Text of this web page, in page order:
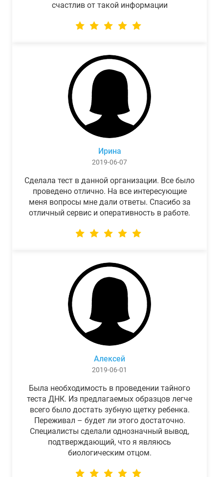
счастлив от такой информации
Ирина
2019-06-07
Сделала тест в данной организации. Все было
проведено отлично. На все интересующие
меня вопросы мне дали ответы. Спасибо за
отличный сервис и оперативность в работе.
Алексей
2019-06-01
Была необходимость в проведении тайного
теста ДНК. Из предлагаемых образцов легче
всего было достать зубную щетку ребенка.
Переживал – будет ли этого достаточно.
Специалисты сделали однозначный вывод,
подтверждающий, что я являюсь
биологическим отцом.